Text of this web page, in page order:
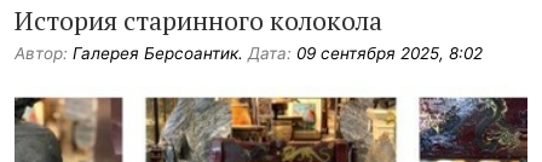
История старинного колокола
Автор: Галерея Берсоантик. Дата: 09 сентября 2025, 8:02